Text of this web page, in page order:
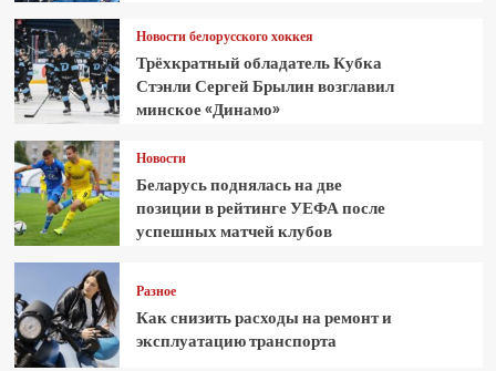
Новости белорусского хоккея
Трёхкратный обладатель Кубка
Стэнли Сергей Брылин возглавил
минское «Динамо»
Новости
Беларусь поднялась на две
позиции в рейтинге УЕФА после
успешных матчей клубов
Разное
Как снизить расходы на ремонт и
эксплуатацию транспорта